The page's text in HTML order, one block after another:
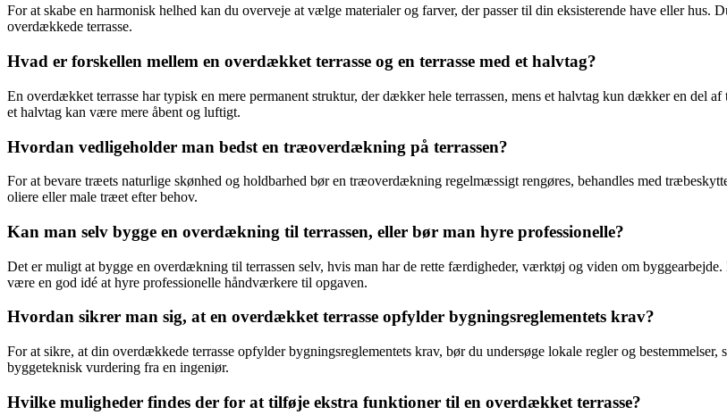
For at skabe en harmonisk helhed kan du overveje at vælge materialer og farver, der passer til din eksisterende have eller hus.
overdækkede terrasse.
Hvad er forskellen mellem en overdækket terrasse og en terrasse med et halvtag?
En overdækket terrasse har typisk en mere permanent struktur, der dækker hele terrassen, mens et halvtag kun dækker en del
et halvtag kan være mere åbent og luftigt.
Hvordan vedligeholder man bedst en træoverdækning på terrassen?
For at bevare træets naturlige skønhed og holdbarhed bør en træoverdækning regelmæssigt rengøres, behandles med
oliere eller male træet efter behov.
Kan man selv bygge en overdækning til terrassen, eller bør man hyre professionelle?
Det er muligt at bygge en overdækning til terrassen selv, hvis man har de rette færdigheder, værktøj og viden om
være en god idé at hyre professionelle håndværkere til opgaven.
Hvordan sikrer man sig, at en overdækket terrasse opfylder bygningsreglementets krav?
For at sikre, at din overdækkede terrasse opfylder bygningsreglementets krav, bør du undersøge lokale regler og
byggeteknisk vurdering fra en ingeniør.
Hvilke muligheder findes der for at tilføje ekstra funktioner til en overdækket terrasse?